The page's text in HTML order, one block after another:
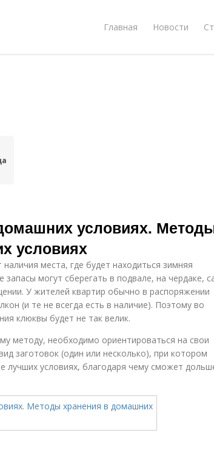
Главная Новости
условиях.
условиях
места, где будет находиться зимняя
могут сберегать в подвале, на чердаке,
У жителей квартир обычно в распоряжении
(и те не всегда есть в наличие). Поэтому во
клюквы будет не так велик.
методу, необходимо ориентироваться на свои
заготовок (один или несколько), при котором
лучших условиях, благодаря чему сможет